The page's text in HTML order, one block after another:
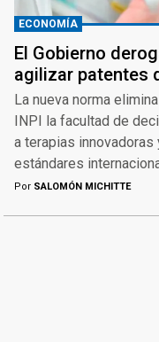
ECONOMÍA
El Gobierno
agilizar patentes
La nueva norma
INPI la facultad de
a terapias innovadoras
estándares
Por SALOMÓN MICHITTE